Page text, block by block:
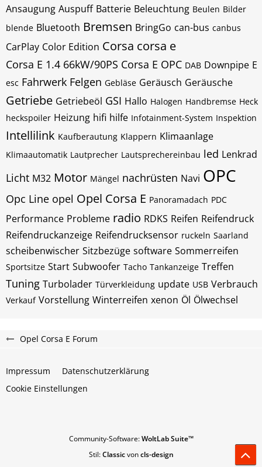
Ansaugung Auspuff Batterie Beleuchtung Beulen Bilder
blende Bluetooth Bremsen BringGo can-bus canbus
CarPlay Color Edition Corsa corsa e
Corsa E 1.4 66kW/90PS Corsa E OPC DAB Downpipe E
esc Fahrwerk Felgen Gebläse Geräusch Geräusche
Getriebe Getriebeöl GSI Hallo Halogen Handbremse Heck
heckspoiler Heizung hifi hilfe Infotainment-System Inspektion
Intellilink Kaufberautung Klappern Klimaanlage
Klimaautomatik Lautprecher Lautsprechereinbau led Lenkrad
Licht M32 Motor Mängel nachrüsten Navi OPC
Opc Line opel Opel Corsa E Panoramadach PDC
Performance Probleme radio RDKS Reifen Reifendruck
Reifendruckanzeige Reifendrucksensor ruckeln Saarland
scheibenwischer Sitzbezüge software Sommerreifen
Sportsitze Start Subwoofer Tacho Tankanzeige Treffen
Tuning Turbolader Türverkleidung update USB Verbrauch
Verkauf Vorstellung Winterreifen xenon Öl Ölwechsel
Opel Corsa E Forum
Impressum
Datenschutzerklärung
Cookie Einstellungen
Community-Software:WoltLab Suite™
Stil:Classicvoncls-design